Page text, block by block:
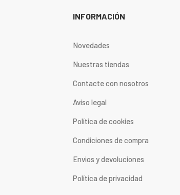
INFORMACIÓN
Novedades
Nuestras tiendas
Contacte con nosotros
Aviso legal
Política de cookies
Condiciones de compra
Envios y devoluciones
Política de privacidad